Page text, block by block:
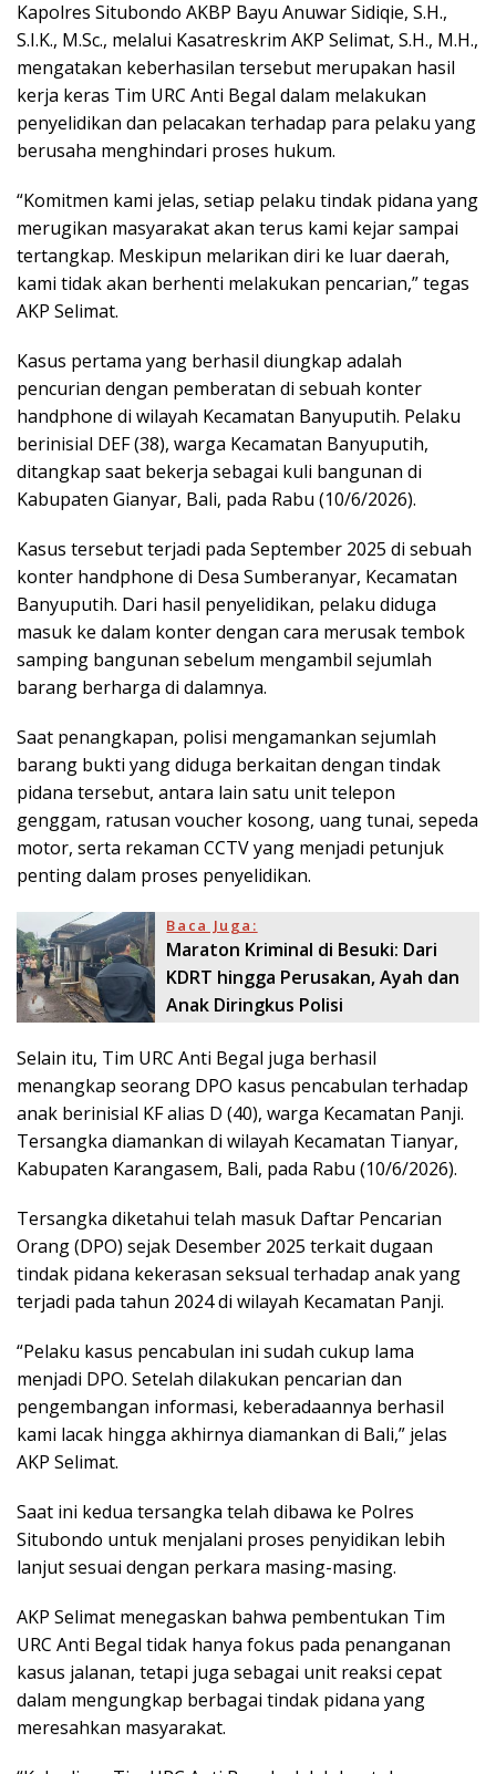
Kapolres Situbondo AKBP Bayu Anuwar Sidiqie, S.H.,
S.I.K., M.Sc., melalui Kasatreskrim AKP Selimat, S.H., M.H.,
mengatakan keberhasilan tersebut merupakan hasil
kerja keras Tim URC Anti Begal dalam melakukan
penyelidikan dan pelacakan terhadap para pelaku yang
berusaha menghindari proses hukum.
“Komitmen kami jelas, setiap pelaku tindak pidana yang
merugikan masyarakat akan terus kami kejar sampai
tertangkap. Meskipun melarikan diri ke luar daerah,
kami tidak akan berhenti melakukan pencarian,” tegas
AKP Selimat.
Kasus pertama yang berhasil diungkap adalah
pencurian dengan pemberatan di sebuah konter
handphone di wilayah Kecamatan Banyuputih. Pelaku
berinisial DEF (38), warga Kecamatan Banyuputih,
ditangkap saat bekerja sebagai kuli bangunan di
Kabupaten Gianyar, Bali, pada Rabu (10/6/2026).
Kasus tersebut terjadi pada September 2025 di sebuah
konter handphone di Desa Sumberanyar, Kecamatan
Banyuputih. Dari hasil penyelidikan, pelaku diduga
masuk ke dalam konter dengan cara merusak tembok
samping bangunan sebelum mengambil sejumlah
barang berharga di dalamnya.
Saat penangkapan, polisi mengamankan sejumlah
barang bukti yang diduga berkaitan dengan tindak
pidana tersebut, antara lain satu unit telepon
genggam, ratusan voucher kosong, uang tunai, sepeda
motor, serta rekaman CCTV yang menjadi petunjuk
penting dalam proses penyelidikan.
Baca Juga:
Maraton Kriminal di Besuki: Dari
KDRT hingga Perusakan, Ayah dan
Anak Diringkus Polisi
Selain itu, Tim URC Anti Begal juga berhasil
menangkap seorang DPO kasus pencabulan terhadap
anak berinisial KF alias D (40), warga Kecamatan Panji.
Tersangka diamankan di wilayah Kecamatan Tianyar,
Kabupaten Karangasem, Bali, pada Rabu (10/6/2026).
Tersangka diketahui telah masuk Daftar Pencarian
Orang (DPO) sejak Desember 2025 terkait dugaan
tindak pidana kekerasan seksual terhadap anak yang
terjadi pada tahun 2024 di wilayah Kecamatan Panji.
“Pelaku kasus pencabulan ini sudah cukup lama
menjadi DPO. Setelah dilakukan pencarian dan
pengembangan informasi, keberadaannya berhasil
kami lacak hingga akhirnya diamankan di Bali,” jelas
AKP Selimat.
Saat ini kedua tersangka telah dibawa ke Polres
Situbondo untuk menjalani proses penyidikan lebih
lanjut sesuai dengan perkara masing-masing.
AKP Selimat menegaskan bahwa pembentukan Tim
URC Anti Begal tidak hanya fokus pada penanganan
kasus jalanan, tetapi juga sebagai unit reaksi cepat
dalam mengungkap berbagai tindak pidana yang
meresahkan masyarakat.